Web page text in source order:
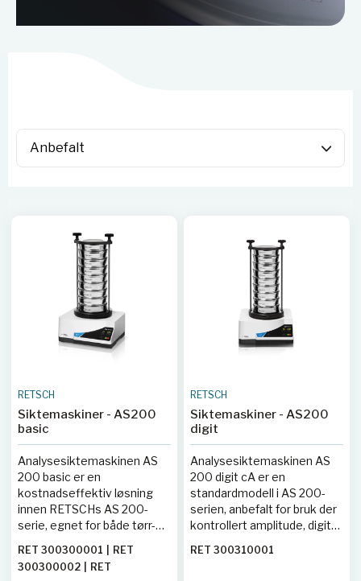
RETSCH
Siktemaskiner - AS200
basic
Analysesiktemaskinen AS
200 basic er en
kostnadseffektiv løsning
innen RETSCHs AS 200-
serie, egnet for både tørr-
i forskning, utvikling og
kvalitetskontroll av
RET 300300001
RET
300300002
RET
RETSCH
Siktemaskiner - AS200
digit
Analysesiktemaskinen AS
200 digit cA er en
standardmodell i AS 200-
serien, anbefalt for bruk der
kontrollert amplitude, digital
og tid, samt intervalldrift er
RET 300310001